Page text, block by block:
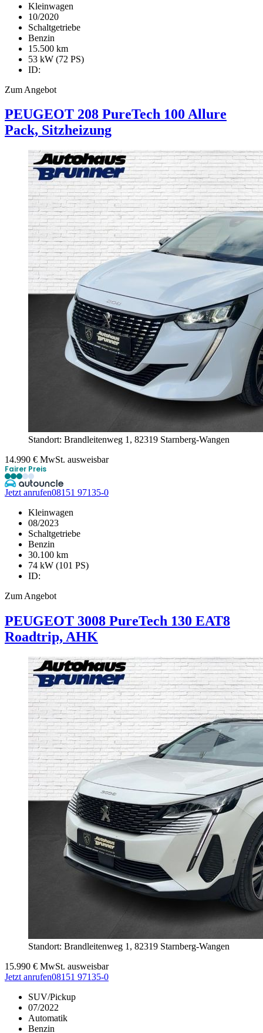
Kleinwagen
10/2020
Schaltgetriebe
Benzin
15.500 km
53 kW (72 PS)
ID:
Zum Angebot
PEUGEOT 208 PureTech 100 Allure
Pack, Sitzheizung
Standort: Brandleitenweg 1, 82319 Starnberg-Wangen
14.990 € MwSt. ausweisbar
Fairer Preis
Jetzt anrufen08151 97135-0
Kleinwagen
08/2023
Schaltgetriebe
Benzin
30.100 km
74 kW (101 PS)
ID:
Zum Angebot
PEUGEOT 3008 PureTech 130 EAT8
Roadtrip, AHK
Standort: Brandleitenweg 1, 82319 Starnberg-Wangen
15.990 € MwSt. ausweisbar
Jetzt anrufen08151 97135-0
SUV/Pickup
07/2022
Automatik
Benzin